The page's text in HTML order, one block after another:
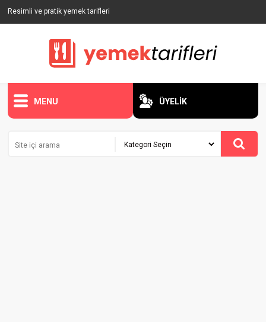
Resimli ve pratik yemek tarifleri
MENU ÜYELİK